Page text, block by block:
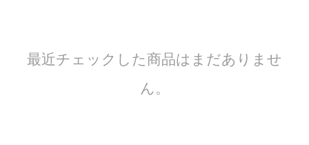
最近チェックした商品はまだありませ
ん。